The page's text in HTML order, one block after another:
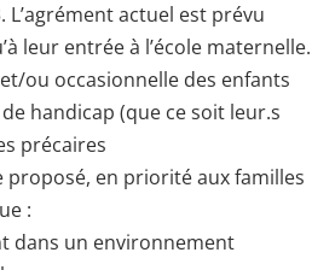
L’agrément actuel est prévu
leur entrée à l’école maternelle.
ou occasionnelle des enfants
handicap (que ce soit leur.s
précaires
proposé, en priorité aux familles
:
dans un environnement